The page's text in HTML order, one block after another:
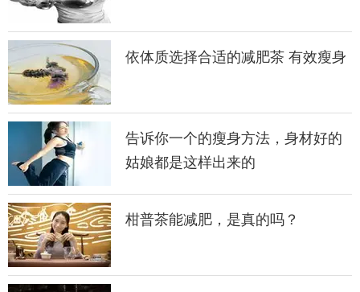
依体质选择合适的减肥茶 有效瘦身
告诉你一个的瘦身方法，身材好的
姑娘都是这样出来的
柑普茶能减肥，是真的吗？